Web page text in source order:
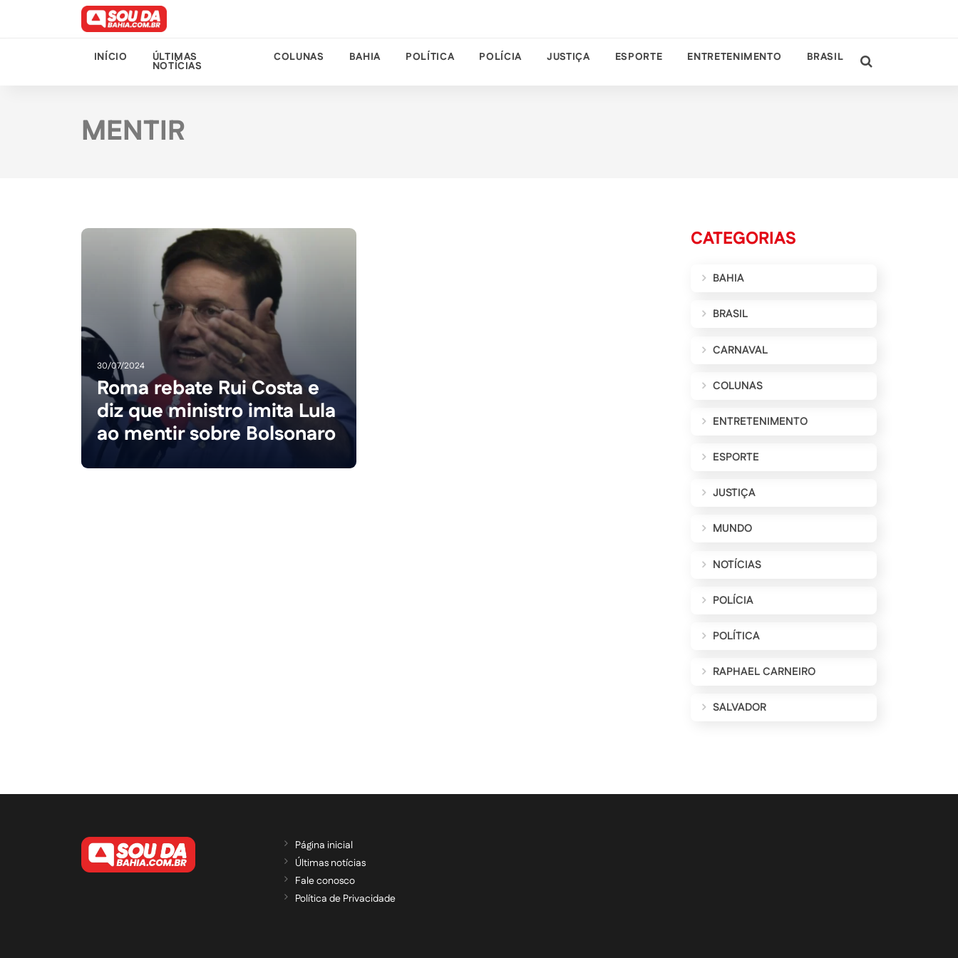
INÍCIO ÚLTIMAS
NOTÍCIAS
COLUNAS BAHIA POLÍTICA POLÍCIA JUSTIÇA ESPORTE ENTRETENIMENTO BRASIL
MENTIR
30/07/2024
Roma rebate Rui Costa e
diz que ministro imita Lula
ao mentir sobre Bolsonaro
CATEGORIAS
BAHIA
BRASIL
CARNAVAL
COLUNAS
ENTRETENIMENTO
ESPORTE
JUSTIÇA
MUNDO
NOTÍCIAS
POLÍCIA
POLÍTICA
RAPHAEL CARNEIRO
SALVADOR
Página inicial
Últimas notícias
Fale conosco
Política de Privacidade